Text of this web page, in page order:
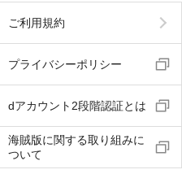
ご利用規約
プライバシーポリシー
dアカウント2段階認証とは
海賊版に関する取り組みに
ついて